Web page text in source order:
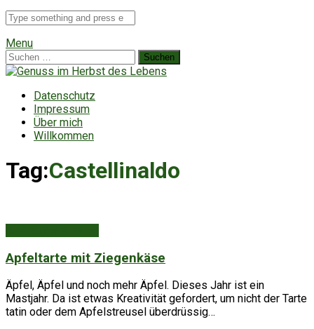
Suche
für
Menu
Suchen
nach:
Datenschutz
Impressum
Über mich
Willkommen
Tag:Castellinaldo
Apfeltarte mit Ziegenkäse
Äpfel, Äpfel und noch mehr Äpfel. Dieses Jahr ist ein
Mastjahr. Da ist etwas Kreativität gefordert, um nicht der Tarte
tatin oder dem Apfelstreusel überdrüssig…